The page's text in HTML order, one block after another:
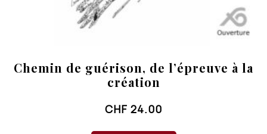
Chemin de guérison, de l’épreuve à la
création
CHF 24.00